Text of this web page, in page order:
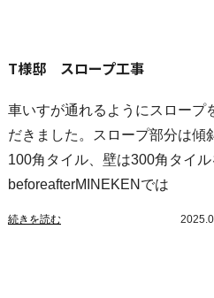
T様邸 スロープ工事
車いすが通れるようにスロープ
だきました。スロープ部分は傾
100角タイル、壁は300角タイル
beforeafterMINEKENでは
続きを読む